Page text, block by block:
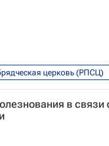
церковь (РПСЦ)
в связи